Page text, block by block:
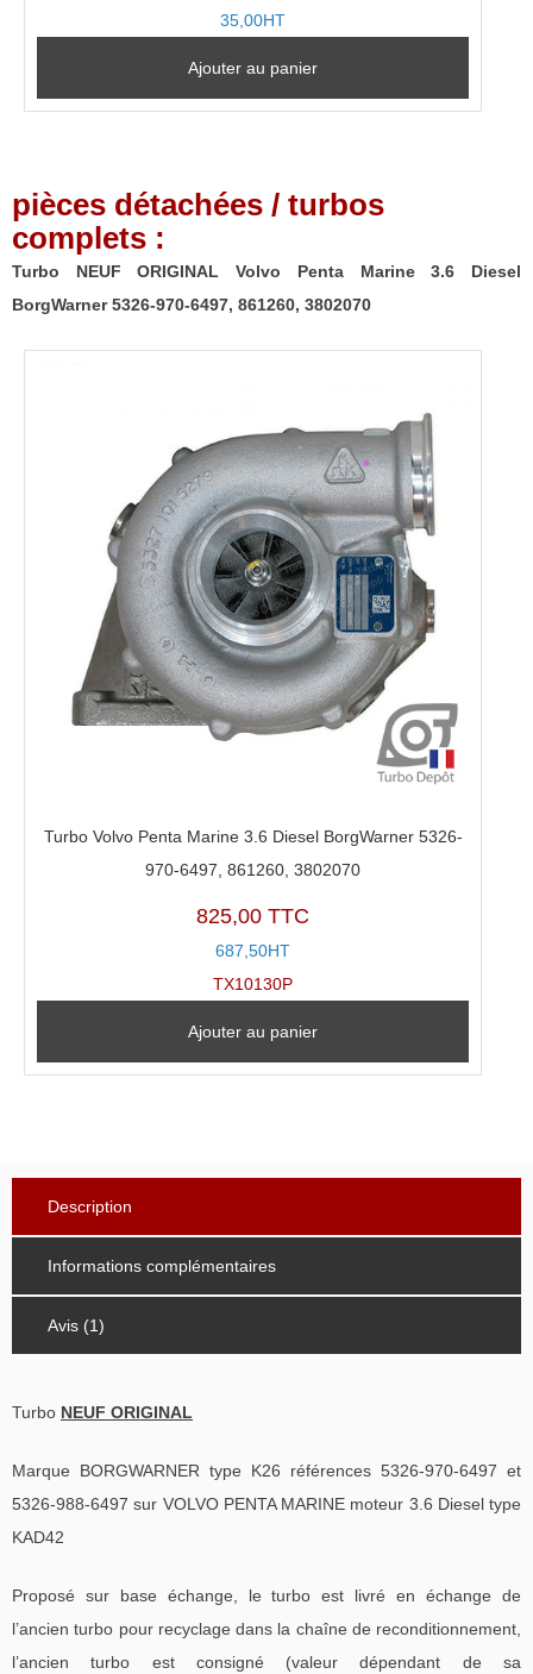
5
35,00HT
Ajouter au panier
pièces détachées / turbos
complets :
Turbo NEUF ORIGINAL Volvo Penta Marine 3.6 Diesel
BorgWarner 5326-970-6497, 861260, 3802070
Turbo Volvo Penta Marine 3.6 Diesel BorgWarner 5326-
970-6497, 861260, 3802070
825,00 TTC
687,50HT
TX10130P
Ajouter au panier
Description
Informations complémentaires
Avis (1)
Turbo NEUF ORIGINAL
Marque BORGWARNER type K26 références 5326-970-6497 et
5326-988-6497 sur VOLVO PENTA MARINE moteur 3.6 Diesel type
KAD42
Proposé sur base échange, le turbo est livré en échange de
l’ancien turbo pour recyclage dans la chaîne de reconditionnement,
l’ancien turbo est consigné (valeur dépendant de sa